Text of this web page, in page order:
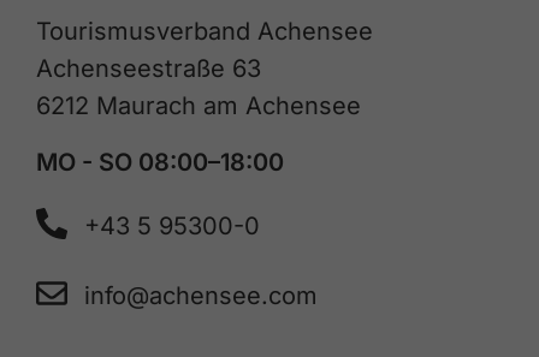
Tourismusverband Achensee
Achenseestraße 63
6212 Maurach am Achensee
MO - SO 08:00–18:00
+43 5 95300-0
info@achensee.com